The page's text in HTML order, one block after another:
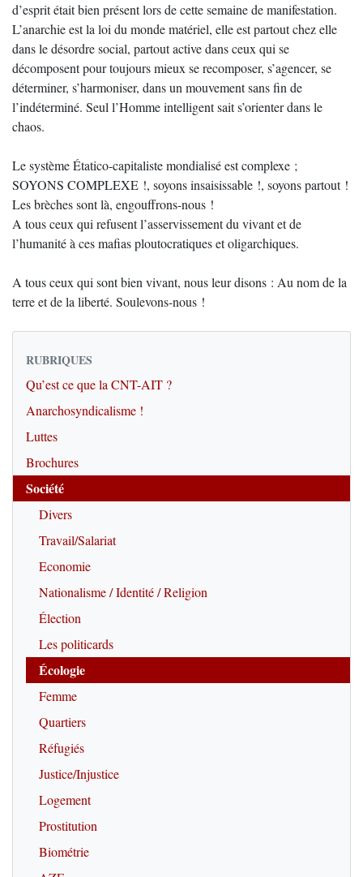
d’esprit était bien présent lors de cette semaine de manifestation.
L’anarchie est la loi du monde matériel, elle est partout chez elle
dans le désordre social, partout active dans ceux qui se
décomposent pour toujours mieux se recomposer, s’agencer, se
déterminer, s’harmoniser, dans un mouvement sans fin de
l’indéterminé. Seul l’Homme intelligent sait s’orienter dans le
chaos.
Le système Étatico-capitaliste mondialisé est complexe ;
SOYONS COMPLEXE !, soyons insaisissable !, soyons partout !
Les brèches sont là, engouffrons-nous !
A tous ceux qui refusent l’asservissement du vivant et de
l’humanité à ces mafias ploutocratiques et oligarchiques.
A tous ceux qui sont bien vivant, nous leur disons : Au nom de la
terre et de la liberté. Soulevons-nous !
RUBRIQUES
Qu’est ce que la CNT-AIT ?
Anarchosyndicalisme !
Luttes
Brochures
Société
Divers
Travail/Salariat
Economie
Nationalisme / Identité / Religion
Élection
Les politicards
Écologie
Femme
Quartiers
Réfugiés
Justice/Injustice
Logement
Prostitution
Biométrie